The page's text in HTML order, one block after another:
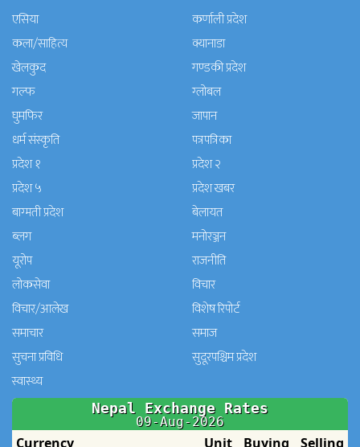
एसिया
कर्णाली प्रदेश
कला/साहित्य
क्यानाडा
खेलकुद
गण्डकी प्रदेश
गल्फ
ग्लोबल
घुमफिर
जापान
धर्म संस्कृति
पत्रपत्रिका
प्रदेश १
प्रदेश २
प्रदेश ५
प्रदेश खबर
बाग्मती प्रदेश
बेलायत
ब्लग
मनाेरञ्जन
यूरोप
राजनीति
लोकसेवा
विचार
विचार/आलेख
विशेष रिपोर्ट
समाचार
समाज
सुचना प्रविधि
सुदूरपश्चिम प्रदेश
स्वास्थ्य